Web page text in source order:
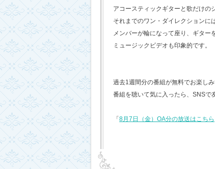
アコースティックギターと歌だけの
それまでのワン・ダイレクションに
メンバーが輪になって座り、ギター
ミュージックビデオも印象的です。
過去1週間分の番組が無料でお楽し
番組を聴いて気に入ったら、SNSで
「 8月7日（金）OA分の放送はこちら